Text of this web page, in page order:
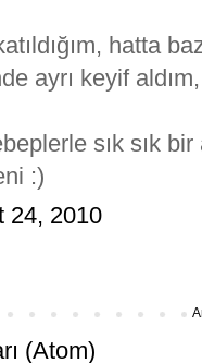
hatta
ayrı keyif
sık sık
:)
24, 2010
(Atom)